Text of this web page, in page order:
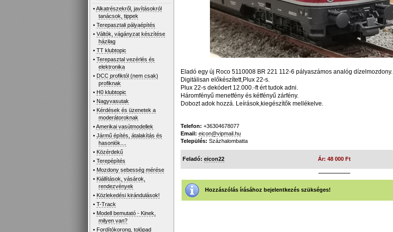
•Alkatrészekről, javításokról
tanácsok, tippek
•Terepasztali pályaépítés
•Váltók, vágányzat készítése
házilag
•TT klubtopic
•Terepasztal vezérlés és
elektronika
• DCC profiktól (nem csak)
profiknak
• H0 klubtopic
• Nagyvasutak
• Kérdések és üzenetek a
moderátoroknak
•Amerikai vasútmodellek
•Jármű építés, átalakítás és
hasonlók....
• Közérdekű
•Terepépítés
• Mozdony sebesség mérése
• Kiállítások, vásárok,
rendezvények
• Közlekedési kirándulások!
•T-Track
• Modell bemutató - Kinek,
milyen van?
• Fordítókorong, tolópad
Eladó egy új Roco 5110008 BR 221 112-6 pályaszámos analóg dízelmozdony.
Digitálisan előkészített,Plux 22-s.
Plux 22-s dekódert 12.000.-ft ért tudok adni.
Háromfényű menetfény és kétfényű zárfény.
Dobozt adok hozzá. Leírások,kiegészítők mellékelve.
Telefon: +36304678077
Email: eicon@vipmail.hu
Település: Százhalombatta
Feladó: eicon22 Ár: 48 000 Ft
Hozzászólás írásához bejelentkezés szükséges!